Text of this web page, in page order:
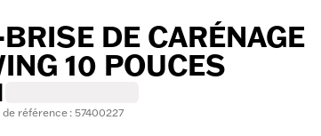
BRISE DE CARÉNAGE
10 POUCES
référence : 57400227